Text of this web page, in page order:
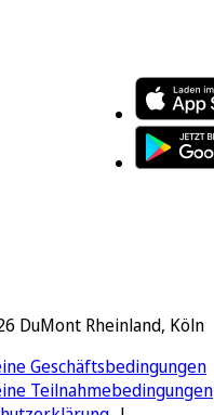
DuMont Rheinland, Köln
Geschäftsbedingungen
Teilnahmebedingungen